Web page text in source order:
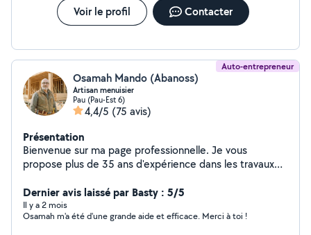
Voir le profil Contacter
Auto-entrepreneur
Osamah Mando (Abanoss)
Artisan menuisier
Pau (Pau-Est 6)
4,4/5 (75 avis)
Présentation
Bienvenue sur ma page professionnelle. Je vous
propose plus de 35 ans d'expérience dans les travaux
distingue par la précision et le sérieux dans l'exécution
de tous types de travaux, notamment : Rénovation de
maisons Installation de cuisines Travaux de maintenance
Dernier avis laissé par Basty : 5/5
Il y a 2 mois
Osamah m'a été d'une grande aide et efficace. Merci à toi !